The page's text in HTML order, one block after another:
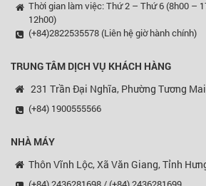
Thời gian làm việc: Thứ 2 – Thứ 6 (8h00 –
12h00)
(+84)2822535578 (Liên hệ giờ hành chính)
TRUNG TÂM DỊCH VỤ KHÁCH HÀNG
231 Trần Đại Nghĩa, Phường Tương
(+84) 1900555566
NHÀ MÁY
Thôn Vĩnh Lộc, Xã Văn Giang, Tỉnh